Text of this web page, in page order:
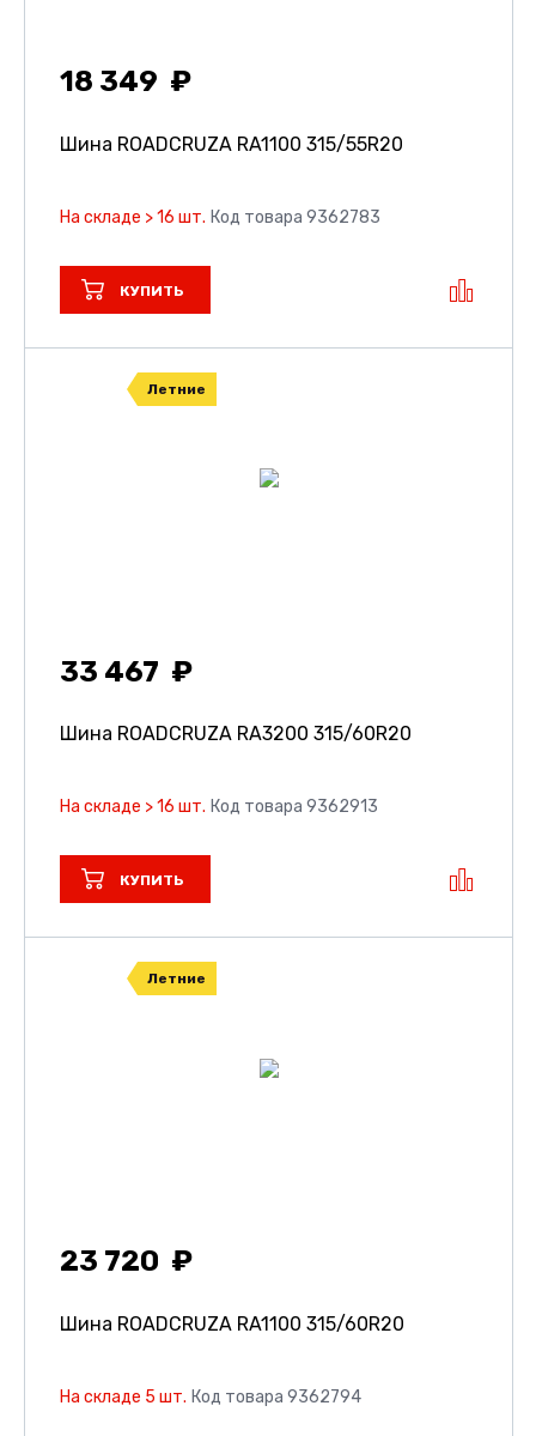
18 349
Шина ROADCRUZA RA1100 315/55R20
На складе > 16 шт. Код товара 9362783
КУПИТЬ
Летние
33 467
Шина ROADCRUZA RA3200 315/60R20
На складе > 16 шт. Код товара 9362913
КУПИТЬ
Летние
23 720
Шина ROADCRUZA RA1100 315/60R20
На складе 5 шт. Код товара 9362794